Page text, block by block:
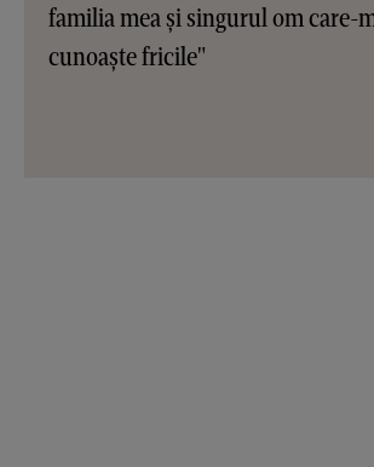
familia mea și singurul om care-
cunoaște fricile"